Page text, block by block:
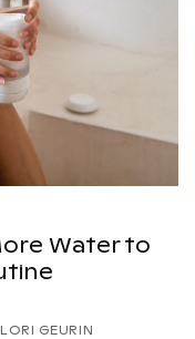
Water to
LORI GEURIN